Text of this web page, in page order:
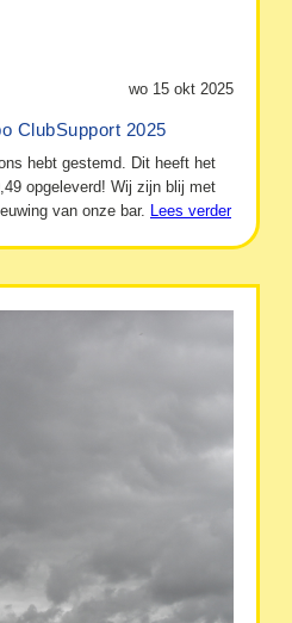
wo 15 okt 2025
ClubSupport 2025
hebt gestemd. Dit heeft het
opgeleverd! Wij zijn blij met
van onze bar. Lees verder